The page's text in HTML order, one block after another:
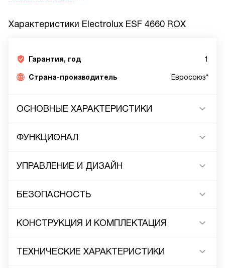
Характеристики Electrolux ESF 4660 ROX
Гарантия, год 1
Страна-производитель Евросоюз*
ОСНОВНЫЕ ХАРАКТЕРИСТИКИ
ФУНКЦИОНАЛ
УПРАВЛЕНИЕ И ДИЗАЙН
БЕЗОПАСНОСТЬ
КОНСТРУКЦИЯ И КОМПЛЕКТАЦИЯ
ТЕХНИЧЕСКИЕ ХАРАКТЕРИСТИКИ